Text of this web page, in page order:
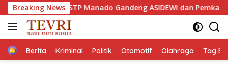
Langsung
ke
konten
Breaking News
‎STP Manado Gandeng ASIDEWI dan Pemkab Minahasa
HomeBerita Kriminal Politik Otomotif Olahraga Tag